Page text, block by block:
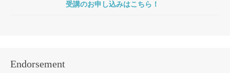
受講のお申し込みはこちら！
Endorsement